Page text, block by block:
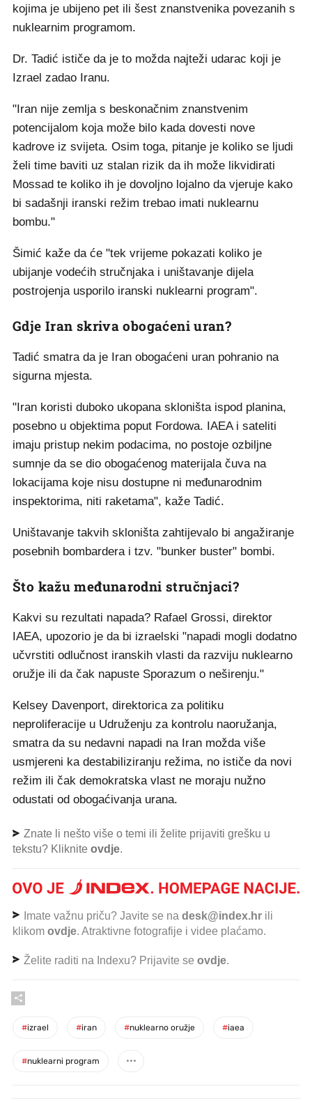
kojima je ubijeno pet ili šest znanstvenika povezanih s
nuklearnim programom.
Dr. Tadić ističe da je to možda najteži udarac koji je
Izrael zadao Iranu.
"Iran nije zemlja s beskonačnim znanstvenim
potencijalom koja može bilo kada dovesti nove
kadrove iz svijeta. Osim toga, pitanje je koliko se ljudi
želi time baviti uz stalan rizik da ih može likvidirati
Mossad te koliko ih je dovoljno lojalno da vjeruje kako
bi sadašnji iranski režim trebao imati nuklearnu
bombu."
Šimić kaže da će "tek vrijeme pokazati koliko je
ubijanje vodećih stručnjaka i uništavanje dijela
postrojenja usporilo iranski nuklearni program".
Gdje Iran skriva obogaćeni uran?
Tadić smatra da je Iran obogaćeni uran pohranio na
sigurna mjesta.
"Iran koristi duboko ukopana skloništa ispod planina,
posebno u objektima poput Fordowa. IAEA i sateliti
imaju pristup nekim podacima, no postoje ozbiljne
sumnje da se dio obogaćenog materijala čuva na
lokacijama koje nisu dostupne ni međunarodnim
inspektorima, niti raketama", kaže Tadić.
Uništavanje takvih skloništa zahtijevalo bi angažiranje
posebnih bombardera i tzv. "bunker buster" bombi.
Što kažu međunarodni stručnjaci?
Kakvi su rezultati napada? Rafael Grossi, direktor
IAEA, upozorio je da bi izraelski "napadi mogli dodatno
učvrstiti odlučnost iranskih vlasti da razviju nuklearno
oružje ili da čak napuste Sporazum o neširenju."
Kelsey Davenport, direktorica za politiku
neproliferacije u Udruženju za kontrolu naoružanja,
smatra da su nedavni napadi na Iran možda više
usmjereni ka destabiliziranju režima, no ističe da novi
režim ili čak demokratska vlast ne moraju nužno
odustati od obogaćivanja urana.
Znate li nešto više o temi ili želite prijaviti grešku u
tekstu? Kliknite ovdje.
Imate važnu priču? Javite se na desk@index.hr ili
klikom ovdje. Atraktivne fotografije i videe plaćamo.
Želite raditi na Indexu? Prijavite se ovdje.
#izrael #iran #nuklearno oružje #iaea
#nuklearni program